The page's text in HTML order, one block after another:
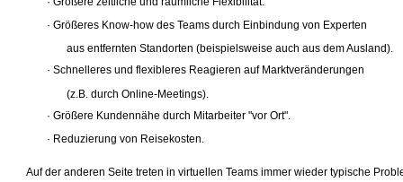
· Größeres Know-how des Teams durch Einbindung von Experten
aus entfernten Standorten (beispielsweise auch aus dem Ausland).
· Schnelleres und flexibleres Reagieren auf Marktveränderungen
(z.B. durch Online-Meetings).
· Größere Kundennähe durch Mitarbeiter "vor Ort".
· Reduzierung von Reisekosten.
Auf der anderen Seite treten in virtuellen Teams immer wieder typische